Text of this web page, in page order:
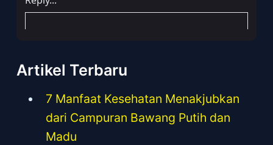
Artikel Terbaru
7 Manfaat Kesehatan Menakjubkan
dari Campuran Bawang Putih dan
Madu